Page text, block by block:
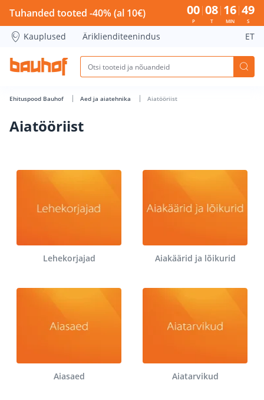
Aiatööriist - Bauhof has loaded
Tuhanded tooted -40% (al 10€) 00
P
08
T
16
MIN
48
S
Kauplused Äriklienditeenindus ET
Ehituspood Bauhof Aed ja aiatehnika Aiatööriist
Aiatööriist
Lehekorjajad Aiakäärid ja lõikurid
Aiasaed Aiatarvikud